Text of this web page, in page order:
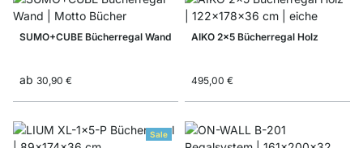
SUMO+CUBE Bücherregal Wand
ab 30,90 €
AIKO 2x5 Bücherregal Holz
495,00 €
Sale